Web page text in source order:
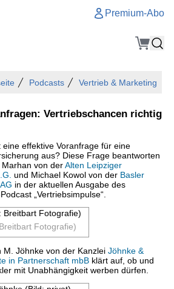
Premium-Abo
Podcasts Vertrieb & Marketing
Vertriebschancen richtig
effektive Voranfrage für eine
aus? Diese Frage beantworten
von derAlten Leipziger
und Michael Kowol von der Basler
in der aktuellen Ausgabe des
„Vertriebsimpulse“.
Fotografie)
M. Jöhnke von der Kanzlei Jöhnke &
in Partnerschaft mbB klärt auf, ob und
mit Unabhängigkeit werben dürfen.